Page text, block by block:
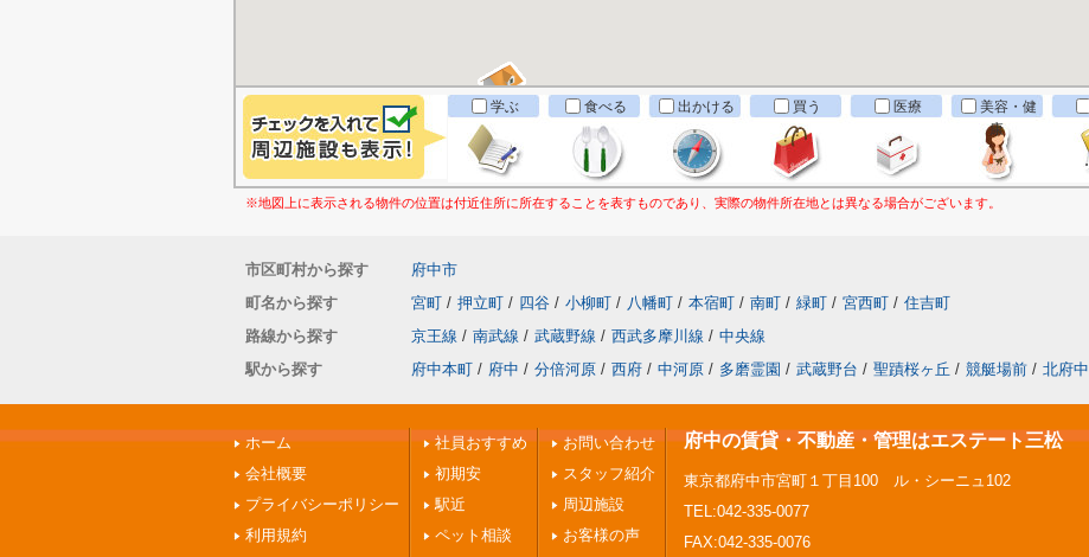
学ぶ 食べる 出かける 買う 医療
美容・健
康
※地図上に表示される物件の位置は付近住所に所在することを表すものであり、実際の物件所在地とは異なる場合がございます。
市区町村から探す
府中市
町名から探す
宮町 / 押立町 / 四谷 / 小柳町 / 八幡町 / 本宿町 / 南町 / 緑町 / 宮西町 / 住吉町
路線から探す
京王線 / 南武線 / 武蔵野線 / 西武多摩川線 / 中央線
駅から探す
府中本町 / 府中 / 分倍河原 / 西府 / 中河原 / 多磨霊園 / 武蔵野台 / 聖蹟桜ヶ丘 / 競艇場前 / 北府中
ホーム
会社概要
プライバシーポリシー
利用規約
社員おすすめ
初期安
駅近
ペット相談
お問い合わせ
スタッフ紹介
周辺施設
お客様の声
府中の賃貸・不動産・管理はエステート三松
東京都府中市宮町１丁目100 ル・シーニュ102
TEL:042-335-0077
FAX:042-335-0076